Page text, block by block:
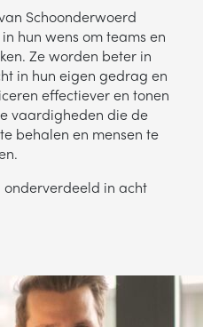
Schoonderwoerd
hun wens om teams en
Ze worden beter in
in hun eigen gedrag en
effectiever en tonen
vaardigheden die de
behalen en mensen te
onderverdeeld in acht
DO